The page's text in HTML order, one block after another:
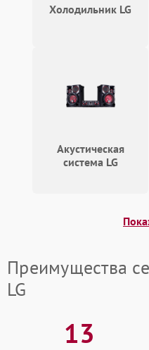
Холодильник LG
Акустическая
система LG
Преимущества
LG
13